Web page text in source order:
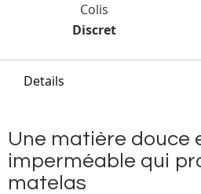
Colis
Discret
Details
Une matière douce
imperméable qui
matelas